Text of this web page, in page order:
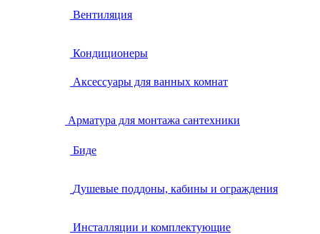
Вентиляция
Кондиционеры
Аксессуары для ванных комнат
Арматура для монтажа сантехники
Биде
Душевые поддоны, кабины и ограждения
Инсталляции и комплектующие